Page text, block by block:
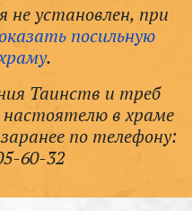
установлен, при
посильную
.
Таинств и треб
в храме
по телефону:
60-32